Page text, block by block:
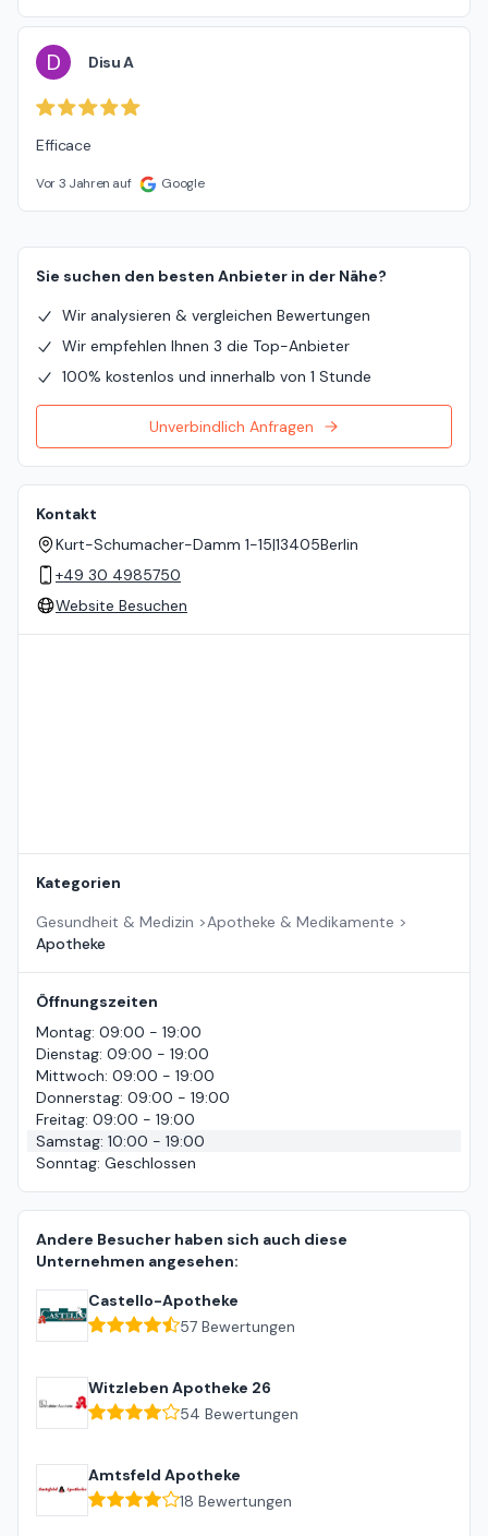
D Disu A
Efficace
Vor 3 Jahren auf Google
Sie suchen den besten Anbieter in der Nähe?
Wir analysieren & vergleichen Bewertungen
Wir empfehlen Ihnen 3 die Top-Anbieter
100% kostenlos und innerhalb von 1 Stunde
Unverbindlich Anfragen
Kontakt
Kurt-Schumacher-Damm 1-15|13405Berlin
+49 30 4985750
Website Besuchen
Kategorien
Gesundheit & Medizin >Apotheke & Medikamente >
Apotheke
Öffnungszeiten
Montag: 09:00 - 19:00
Dienstag: 09:00 - 19:00
Mittwoch: 09:00 - 19:00
Donnerstag: 09:00 - 19:00
Freitag: 09:00 - 19:00
Samstag: 10:00 - 19:00
Sonntag: Geschlossen
Andere Besucher haben sich auch diese
Unternehmen angesehen:
Castello-Apotheke
57 Bewertungen
Witzleben Apotheke 26
54 Bewertungen
Amtsfeld Apotheke
18 Bewertungen